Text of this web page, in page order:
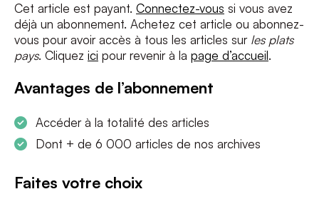
Cet article est payant. Connectez-vous si vous avez
déjà un abonnement. Achetez cet article ou abonnez-
vous pour avoir accès à tous les articles sur les plats
pays. Cliquez ici pour revenir à la page d’accueil.
Avantages de l’abonnement
Accéder à la totalité des articles
Dont + de 6 000 articles de nos archives
Faites votre choix
S'INSCRIRE